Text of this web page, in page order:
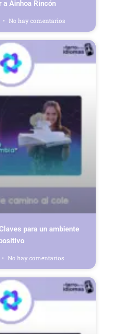
a Ainhoa Rincón
No hay comentarios
para un ambiente
No hay comentarios